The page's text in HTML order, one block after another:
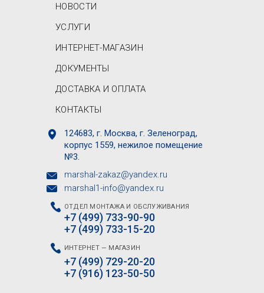
НОВОСТИ
УСЛУГИ
ИНТЕРНЕТ-МАГАЗИН
ДОКУМЕНТЫ
ДОСТАВКА И ОПЛАТА
КОНТАКТЫ
124683, г. Москва, г. Зеленоград,
корпус 1559, нежилое помещение
№3.
marshal-zakaz@yandex.ru
marshal1-info@yandex.ru
ОТДЕЛ МОНТАЖА И ОБСЛУЖИВАНИЯ
+7 (499) 733-90-90
+7 (499) 733-15-20
ИНТЕРНЕТ — МАГАЗИН
+7 (499) 729-20-20
+7 (916) 123-50-50